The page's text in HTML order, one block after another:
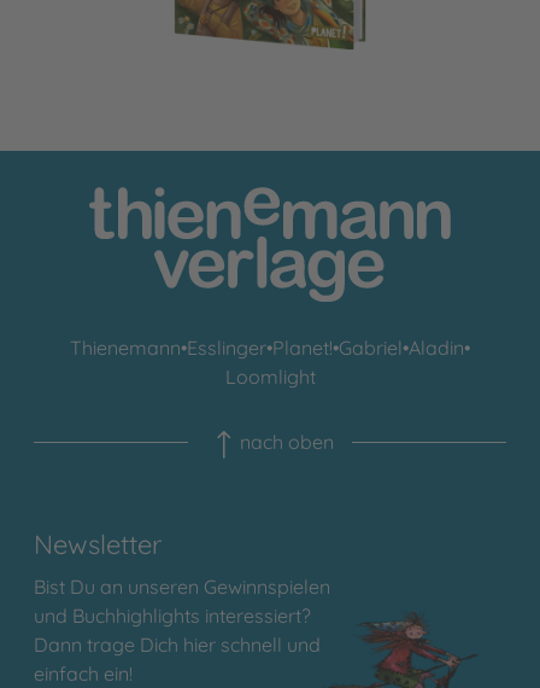
Thienemann•Esslinger•Planet!•Gabriel•Aladin•
Loomlight
nach oben
Newsletter
Bist Du an unseren Gewinnspielen
und Buchhighlights interessiert?
Dann trage Dich hier schnell und
einfach ein!